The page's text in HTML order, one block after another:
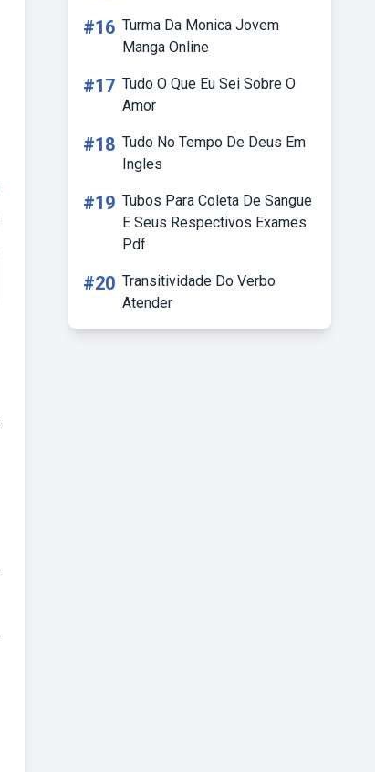
#16 Turma Da Monica Jovem
Manga Online
#17 Tudo O Que Eu Sei Sobre O
Amor
#18 Tudo No Tempo De Deus Em
Ingles
#19 Tubos Para Coleta De Sangue
E Seus Respectivos Exames
Pdf
#20 Transitividade Do Verbo
Atender